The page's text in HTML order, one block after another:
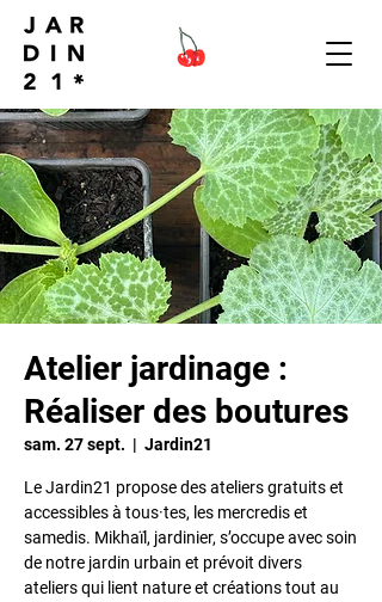
Atelier jardinage :
Réaliser des boutures
sam. 27 sept.
  |
Jardin21
Le Jardin21 propose des ateliers gratuits et
accessibles à tous·tes, les mercredis et
samedis. Mikhaïl, jardinier, s’occupe avec soin
de notre jardin urbain et prévoit divers
ateliers qui lient nature et créations tout au